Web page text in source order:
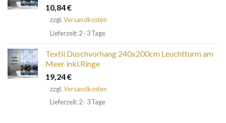
10,84€
zzgl.Versandkosten
Lieferzeit: 2 - 3 Tage
Textil Duschvorhang 240x200cm Leuchtturm am
Meer inkl.Ringe
19,24€
zzgl.Versandkosten
Lieferzeit: 2 - 3 Tage